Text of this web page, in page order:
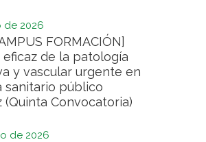
de 2026
FORMACIÓN]
eficaz de la patología
y vascular urgente en
sanitario público
(Quinta Convocatoria)
de 2026